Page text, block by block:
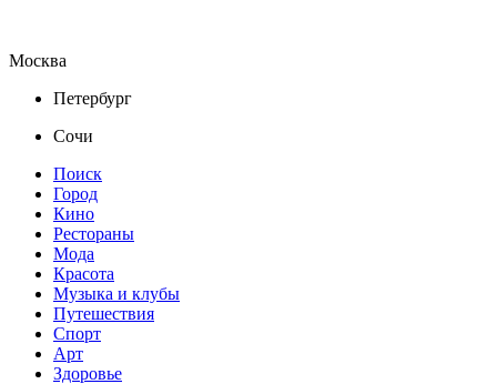
Москва
Петербург
Сочи
Поиск
Город
Кино
Рестораны
Мода
Красота
Музыка и клубы
Путешествия
Спорт
Арт
Здоровье